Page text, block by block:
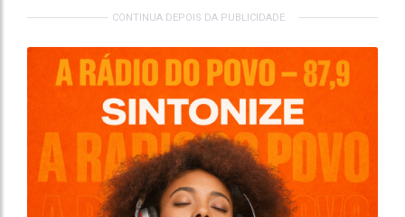
CONTINUA DEPOIS DA PUBLICIDADE